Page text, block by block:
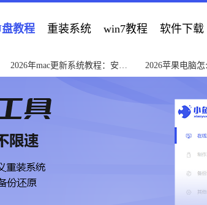
教程 重装系统 win7教程 软件下载
2026年mac更新系统教程：安全
升级全攻略
2026苹果电脑
详解教程